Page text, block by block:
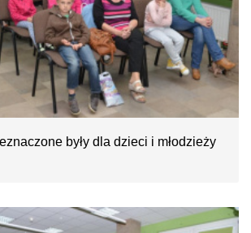
były dla dzieci i młodzieży